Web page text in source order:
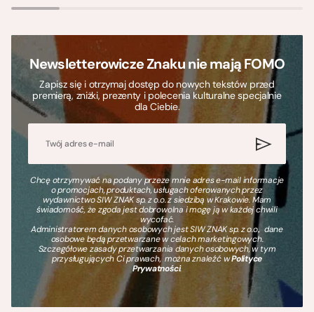
Newsletterowicze Znaku nie mają FOMO
Zapisz się i otrzymaj dostęp do nowych tekstów przed
premierą, zniżki, prezenty i polecenia kulturalne specjalnie
dla Ciebie.
Chcę otrzymywać na podany przeze mnie adres e-mail informacje
o promocjach, produktach, usługach oferowanych przez
wydawnictwo SIW ZNAK sp. z o.o. z siedzibą w Krakowie. Mam
świadomość, że zgoda jest dobrowolna i mogę ją w każdej chwili
wycofać.
Administratorem danych osobowych jest SIW ZNAK sp. z o.o., dane
osobowe będą przetwarzane w celach marketingowych.
Szczegółowe zasady przetwarzania danych osobowych, w tym
przysługujących Ci prawach, można znaleźć wPolityce
Prywatności.